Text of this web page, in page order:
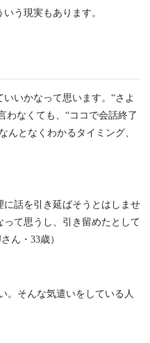
う現実もあります。
いいかなって思います。“さよ
わなくても、“ココで会話終了
んとなくわかるタイミング、
話を引き延ばそうとはしませ
て思うし、引き留めたとして
ん・33歳）
。そんな気遣いをしている人